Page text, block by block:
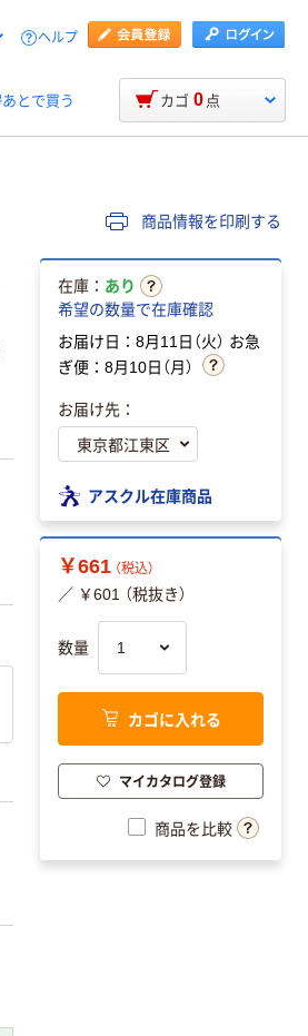
ヘルプ
あとで買う カゴ 0 点
商品情報を印刷する
在庫： あり
希望の数量で在庫確認
お届け日：8月11日（火） お急
ぎ便：8月10日（月）
お届け先：
アスクル在庫商品
￥661 （税込）
／ ￥601 （税抜き）
数量
カゴに入れる
マイカタログ登録
商品を比較